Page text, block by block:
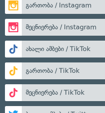
გართობა / Instagram
მეცნიერება / Instagram
ახალი ამბები / TikTok
გართობა / TikTok
მეცნიერება / TikTok